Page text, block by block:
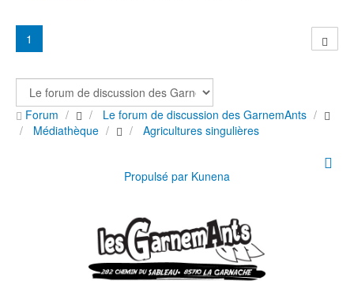
1
Forum
Le forum de discussion des GarnemAnts
Médiathèque
Agricultures singulières
Propulsé par Kunena